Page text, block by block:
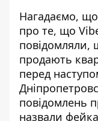
Нагадаємо, що
про те, що
повідомляли,
продають
перед
повідомлень
назвали